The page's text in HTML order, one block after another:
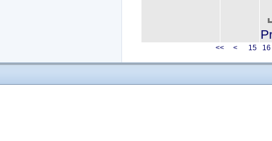
<< < 15 16